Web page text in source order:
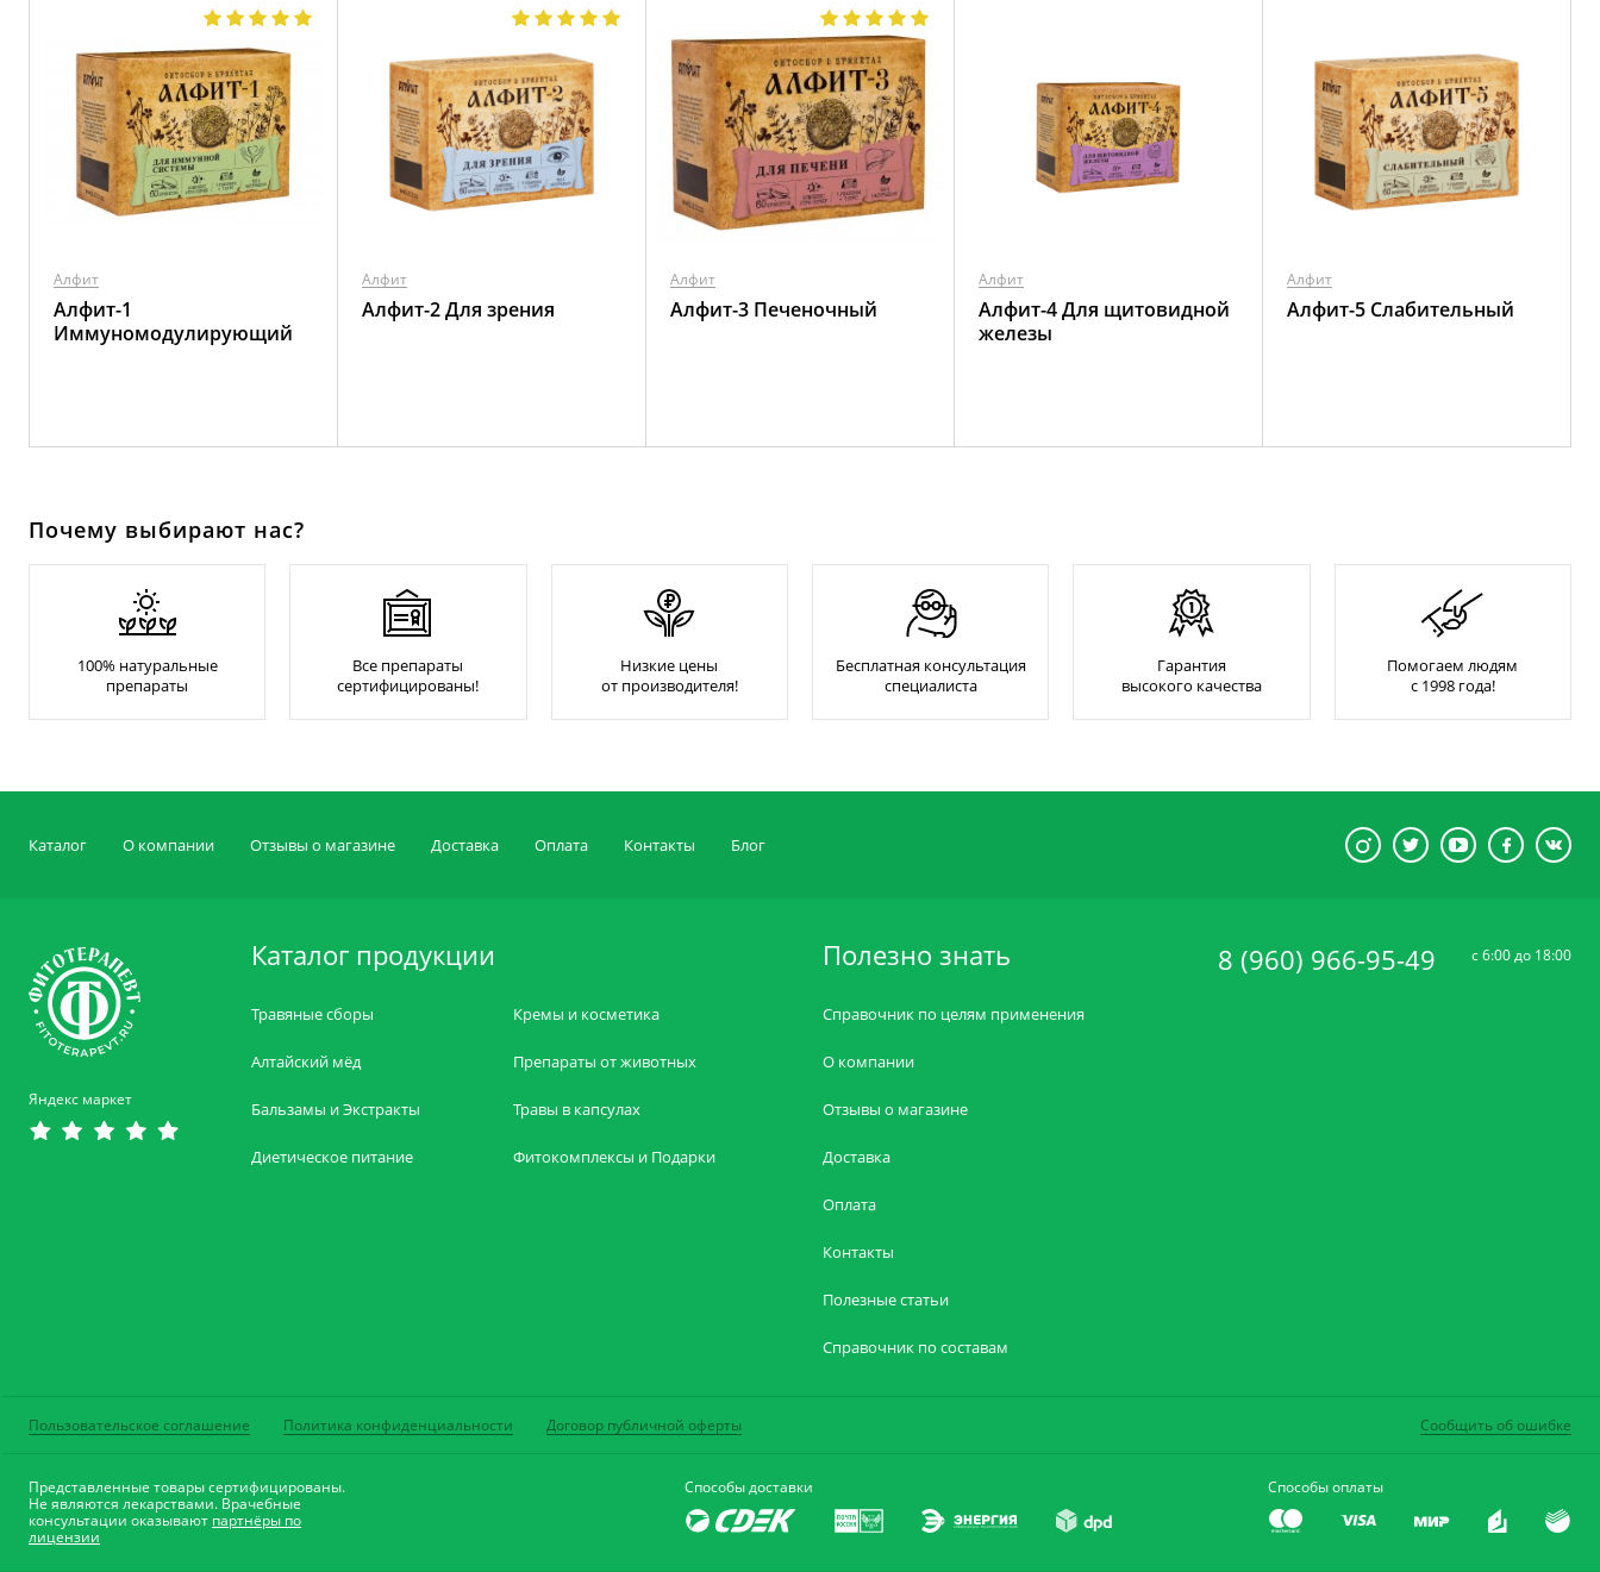
Алфит
Алфит-1
Иммуномодулирующий
Алфит
Алфит-2 Для зрения
Алфит
Алфит-3 Печеночный
Алфит
Алфит-4 Для щитовидной
железы
Алфит
Алфит-5 Слабительный
Почему выбирают нас?
100% натуральные
препараты
Все препараты
сертифицированы!
Низкие цены
от производителя!
Бесплатная консультация
специалиста
Гарантия
высокого качества
Помогаем людям
с 1998 года!
Каталог О компании Отзывы о магазине Доставка Оплата Контакты Блог
Яндекс маркет
Каталог продукции
Травяные сборы
Алтайский мёд
Бальзамы и Экстракты
Диетическое питание
Кремы и косметика
Препараты от животных
Травы в капсулах
Фитокомплексы и Подарки
Полезно знать
Справочник по целям применения
О компании
Отзывы о магазине
Доставка
Оплата
Контакты
Полезные статьи
Справочник по составам
8 (960) 966-95-49 c 6:00 до 18:00
Пользовательское соглашение Политика конфиденциальности Договор публичной оферты Сообщить об ошибке
Представленные товары сертифицированы.
Не являются лекарствами. Врачебные
консультации оказывают партнёры по
лицензии
Способы доставки Способы оплаты